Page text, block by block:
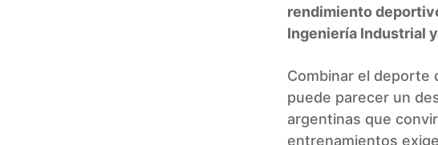
rendimiento
Ingeniería Industrial
Combinar el deporte
puede parecer un
argentinas que
entrenamientos